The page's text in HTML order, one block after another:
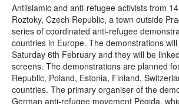
Antiislamic and anti-refugee activists from
Roztoky, Czech Republic, a town outside
series of coordinated anti-refugee
countries in Europe. The demonstrations
Saturday 6th February and they will be
screens. The demonstrations are planned
Republic, Poland, Estonia, Finland,
countries. The primary organiser of the
German anti-refugee movement Pegida,